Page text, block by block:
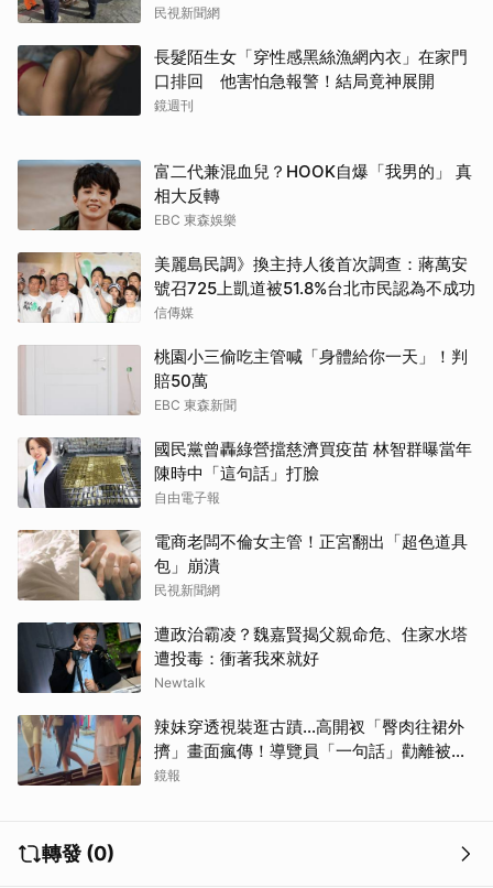
民視新聞網
長髮陌生女「穿性感黑絲漁網內衣」在家門
口排回 他害怕急報警！結局竟神展開
鏡週刊
富二代兼混血兒？HOOK自爆「我男的」 真
相大反轉
EBC 東森娛樂
美麗島民調》換主持人後首次調查：蔣萬安
號召725上凱道被51.8%台北市民認為不成功
信傳媒
桃園小三偷吃主管喊「身體給你一天」！判
賠50萬
EBC 東森新聞
國民黨曾轟綠營擋慈濟買疫苗 林智群曝當年
陳時中「這句話」打臉
自由電子報
電商老闆不倫女主管！正宮翻出「超色道具
包」崩潰
民視新聞網
遭政治霸凌？魏嘉賢揭父親命危、住家水塔
遭投毒：衝著我來就好
Newtalk
辣妹穿透視裝逛古蹟…高開衩「臀肉往裙外
擠」畫面瘋傳！導覽員「一句話」勸離被狂
讚
鏡報
轉發 (0)